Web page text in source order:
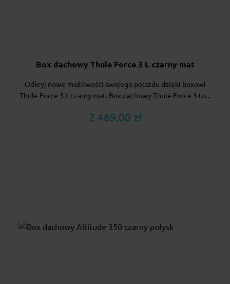
Box dachowy Thule Force 3 L czarny mat
Odkryj nowe możliwości swojego pojazdu dzięki boxowi
Thule Force 3 L czarny mat. Box dachowy Thule Force 3 to...
2 469.00 zł